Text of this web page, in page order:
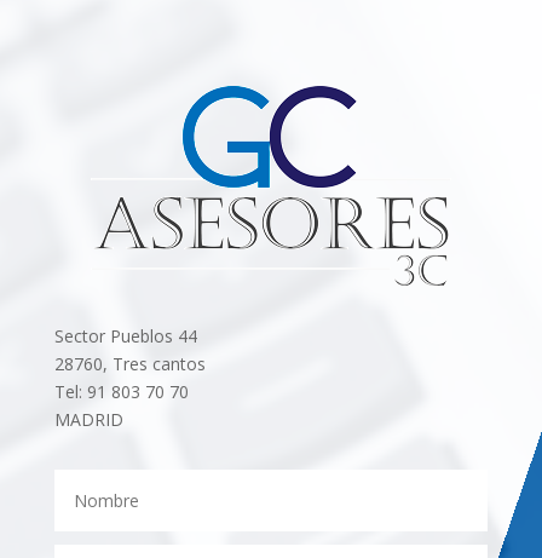
Sector Pueblos 44
28760, Tres cantos
Tel: 91 803 70 70
MADRID